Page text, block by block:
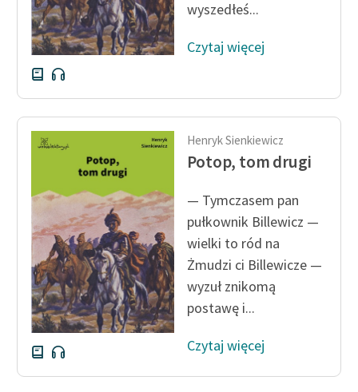
wyszedłeś...
Czytaj więcej
Henryk Sienkiewicz
Potop, tom drugi
— Tymczasem pan
pułkownik Billewicz —
wielki to ród na
Żmudzi ci Billewicze —
wyzuł znikomą
postawę i...
Czytaj więcej